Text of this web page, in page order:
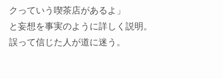
クっていう喫茶店があるよ」
と妄想を事実のように詳しく説明。
誤って信じた人が道に迷う。